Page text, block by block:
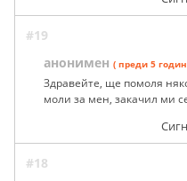
#19
анонимен ( преди 5
Здравейте, ще помоля
моли за мен, закачил ми
#18